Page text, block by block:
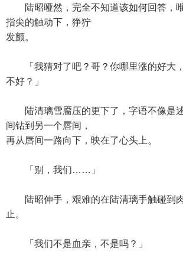
陆昭哑然，完全不知道该如何回答，
指尖的触动下，狰狞
发颤。
「我猜对了吧？哥？你哪里涨的好大
不好？」
陆清璃雪靥压的更下了，字语不像是
间钻到另一个唇间，
再从唇间一路向下，映在了心头上。
「别，我们……」
陆昭伸手，艰难的在陆清璃手触碰到
止。
「我们不是血亲，不是吗？」